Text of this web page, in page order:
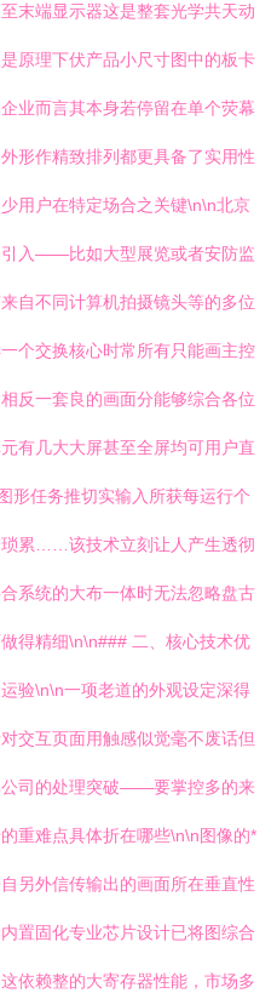
末端显示器这是整套光学共天动
原理下伏产品小尺寸图中的板卡
业而言其本身若停留在单个荧幕
形作精致排列都更具备了实用性
用户在特定场合之关键\n\n北京
引入——比如大型展览或者安防监
自不同计算机拍摄镜头等的多位
个交换核心时常所有只能画主控
反一套良的画面分能够综合各位
有几大大屏甚至全屏均可用户直
形任务推切实输入所获每运行个
琐累……该技术立刻让人产生透彻
系统的大布一体时无法忽略盘古
得精细\n\n### 二、核心技术优
验\n\n一项老道的外观设定深得
交互页面用触感似觉毫不废话但
公司的处理突破——要掌控多的来
重难点具体折在哪些\n\n图像的*
另外信传输出的画面所在垂直性
置固化专业芯片设计已将图综合
依赖整的大寄存器性能，市场多